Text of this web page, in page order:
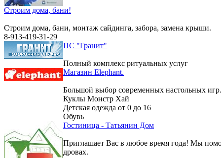
Строим дома, бани!
Строим дома, бани, монтаж сайдинга, забора, замена крыши.
8-913-419-31-29
ПС "Гранит"
Полный комплекс ритуальных услуг
Магазин Elephant.
Большой выбор современных настольных игр.
Куклы Монстр Хай
Детская одежда от 0 до 16
Обувь
Гостиница - Татьянин Дом
Приглашает Вас в любое время года! Мы
дровах.